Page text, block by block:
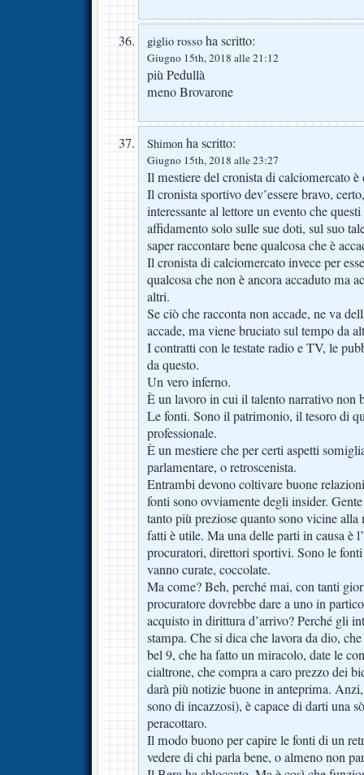
giglio rosso ha scritto:
Giugno 15th, 2018 alle 21:12
più Pedullà
meno Brovarone
Shimon ha scritto:
Giugno 15th, 2018 alle 23:27
Il mestiere del cronista di calciomercato
Il cronista sportivo dev’essere bravo,
interessante al lettore un evento che
affidamento solo sulle sue doti, sul suo
saper raccontare bene qualcosa che è
Il cronista di calciomercato invece per
qualcosa che non è ancora accaduto ma
altri.
Se ciò che racconta non accade, ne va
accade, ma viene bruciato sul tempo da
I contratti con le testate radio e TV, le
da questo.
Un vero inferno.
È un lavoro in cui il talento narrativo non
Le fonti. Sono il patrimonio, il tesoro di
professionale.
È un mestiere che per certi aspetti
parlamentare, o retroscenista.
Entrambi devono coltivare buone
fonti sono ovviamente degli insider.
tanto più preziose quanto sono vicine
fatti è utile. Ma una delle parti in causa è
procuratori, direttori sportivi. Sono le
vanno curate, coccolate.
Ma come? Beh, perché mai, con tanti
procuratore dovrebbe dare a uno in
acquisto in dirittura d’arrivo? Perché gli
stampa. Che si dica che lavora da dio,
bel 9, che ha fatto un miracolo, date le
cialtrone, che compra a caro prezzo dei
darà più notizie buone in anteprima.
sono di incazzosi), è capace di darti una
peracottaro.
Il modo buono per capire le fonti di un
vedere di chi parla bene, o almeno non